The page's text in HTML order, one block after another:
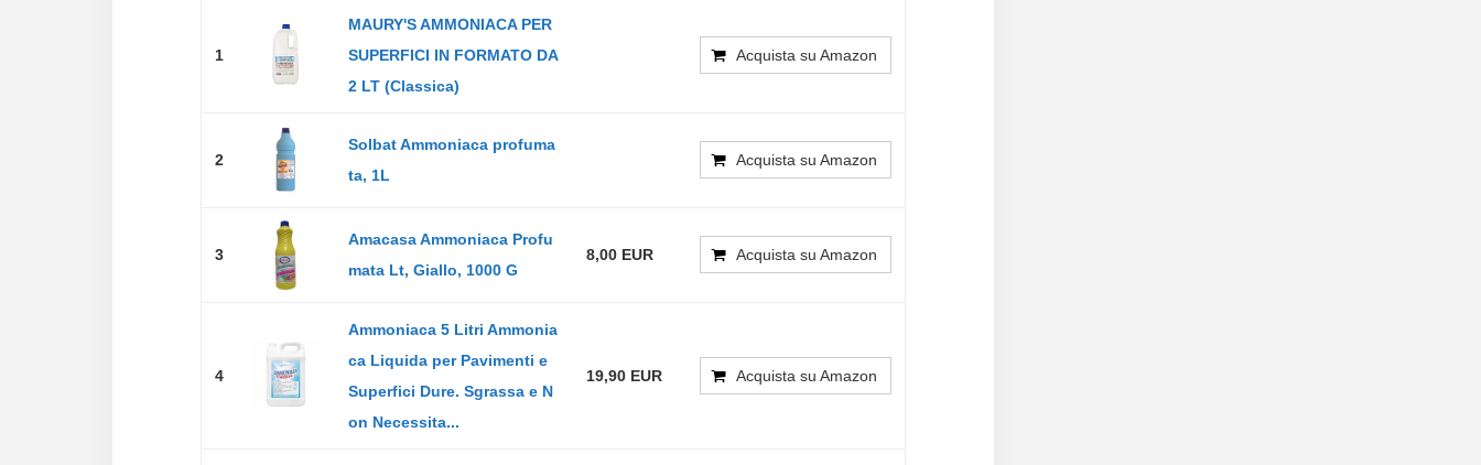
1
MAURY'S AMMONIACA PER
SUPERFICI IN FORMATO DA
2 LT (Classica)
Acquista su Amazon
2
Solbat Ammoniaca profuma
ta, 1L
Acquista su Amazon
3
Amacasa Ammoniaca Profu
mata Lt, Giallo, 1000 G
8,00 EUR Acquista su Amazon
4
Ammoniaca 5 Litri Ammonia
ca Liquida per Pavimenti e
Superfici Dure. Sgrassa e N
on Necessita...
19,90 EUR Acquista su Amazon